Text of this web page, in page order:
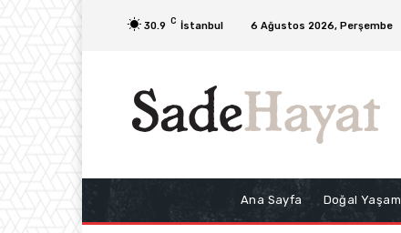
30.9 C İstanbul 6 Ağustos 2026, Perşembe
Ana Sayfa Doğal Yaşam